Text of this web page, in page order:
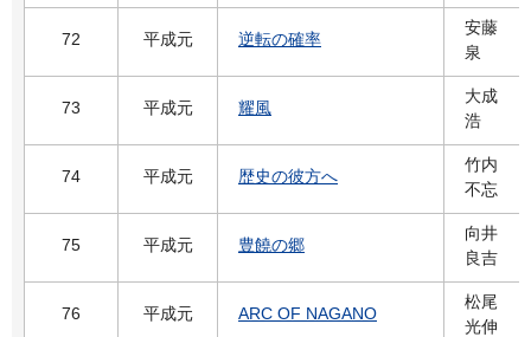
72 平成元 逆転の確率
安藤
泉
73 平成元 耀風
大成
浩
74 平成元 歴史の彼方へ
竹内
不忘
75 平成元 豊饒の郷
向井
良吉
76 平成元 ARC OF NAGANO
松尾
光伸